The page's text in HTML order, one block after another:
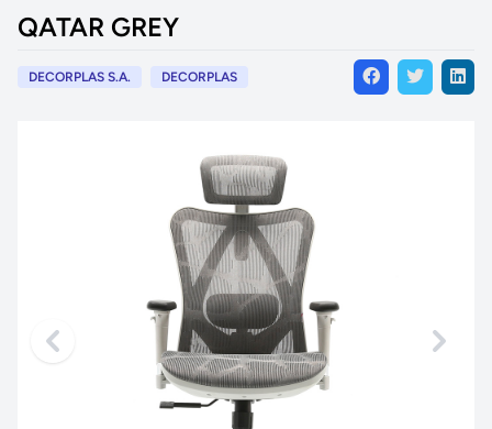
QATAR GREY
DECORPLAS S.A. DECORPLAS